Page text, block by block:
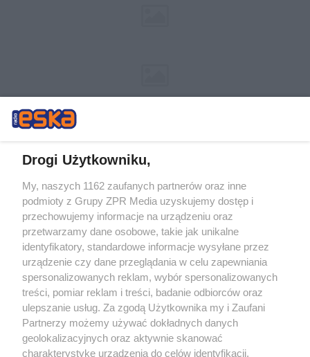
Żaden utwór zamieszczony w serwisie nie może być powielany i
rozpowszechniany lub dalej rozpowszechniany w jakikolwiek sposób (w
tym także elektroniczny lub mechaniczny) na jakimkolwiek polu
eksploatacji w jakiejkolwiek formie, włącznie z umieszczaniem w
Internecie bez pisemnej zgody właściciela praw. Jakiekolwiek użycie lub
wykorzystanie utworów w całości lub w części z naruszeniem prawa,
tzn. bez właściwej zgody, jest zabronione pod groźbą kary i może być
ścigane prawnie.
Drogi Użytkowniku,
My, naszych 1162 zaufanych partnerów oraz inne
podmioty z Grupy ZPR Media uzyskujemy dostęp i
przechowujemy informacje na urządzeniu oraz
przetwarzamy dane osobowe, takie jak unikalne
identyfikatory, standardowe informacje wysyłane przez
urządzenie czy dane przeglądania w celu zapewniania
spersonalizowanych reklam, wybór spersonalizowanych
treści, pomiar reklam i treści, badanie odbiorców oraz
ulepszanie usług. Za zgodą Użytkownika my i Zaufani
Partnerzy możemy używać dokładnych danych
geolokalizacyjnych oraz aktywnie skanować
charakterystykę urządzenia do celów identyfikacji.